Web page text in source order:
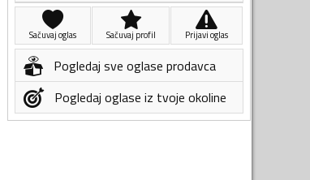
Sačuvaj oglas Sačuvaj profil Prijavi oglas
Pogledaj sve oglase prodavca
Pogledaj oglase iz tvoje okoline